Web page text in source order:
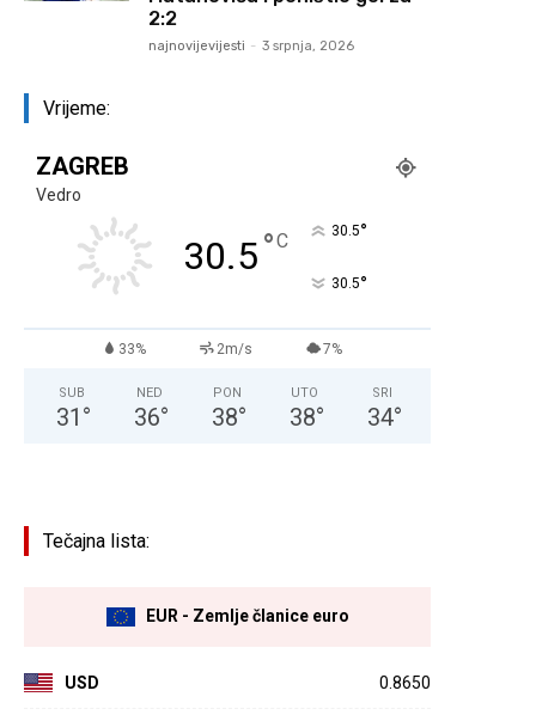
2:2
najnovijevijesti - 3 srpnja, 2026
Vrijeme:
ZAGREB
Vedro
30.5°C 30.5°
30.5°
33% 2m/s 7%
SUB
31 °
NED
36°
PON
38°
UTO
38°
SRI
34°
Tečajna lista:
EUR - Zemlje članice euro
USD 0.8650